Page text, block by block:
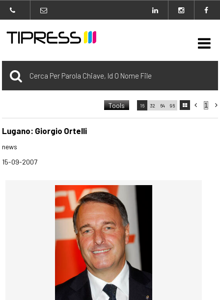
Archivio
carrello
Agenzia
copyrightfree

 
16 32 64 96 
Tools
0 Selezionato
Lugano: Giorgio Ortelli
news
15-09-2007